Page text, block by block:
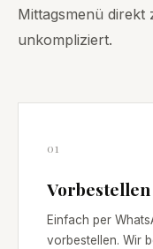
Mittagsmenü
unkompliziert.
01
Vorbestellen
Einfach per
vorbestellen. Wir